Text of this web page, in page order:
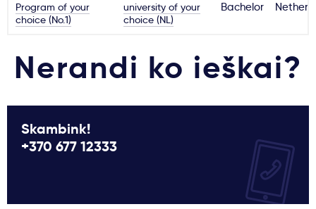
Program of your
choice (No.1)
university of your
choice (NL)
Bachelor
Nerandi ko ieškai?
Skambink!
+370 677 12333